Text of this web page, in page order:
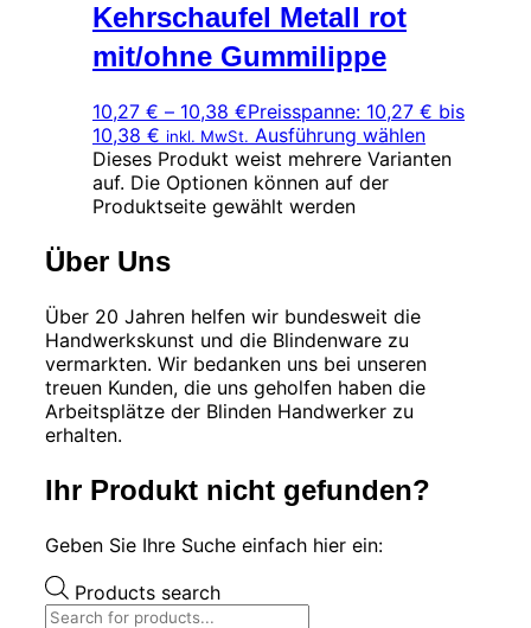
Kehrschaufel Metall rot
mit/ohne Gummilippe
10,27 € – 10,38 €Preisspanne: 10,27 € bis
10,38 € inkl. MwSt. Ausführung wählen
Dieses Produkt weist mehrere Varianten
auf. Die Optionen können auf der
Produktseite gewählt werden
Über Uns
Über 20 Jahren helfen wir bundesweit die
Handwerkskunst und die Blindenware zu
vermarkten. Wir bedanken uns bei unseren
treuen Kunden, die uns geholfen haben die
Arbeitsplätze der Blinden Handwerker zu
erhalten.
Ihr Produkt nicht gefunden?
Geben Sie Ihre Suche einfach hier ein:
Products search